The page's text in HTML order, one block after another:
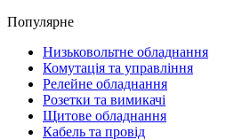
Популярне
Низьковольтне обладнання
Комутація та управління
Релейне обладнання
Розетки та вимикачі
Щитове обладнання
Кабель та провід